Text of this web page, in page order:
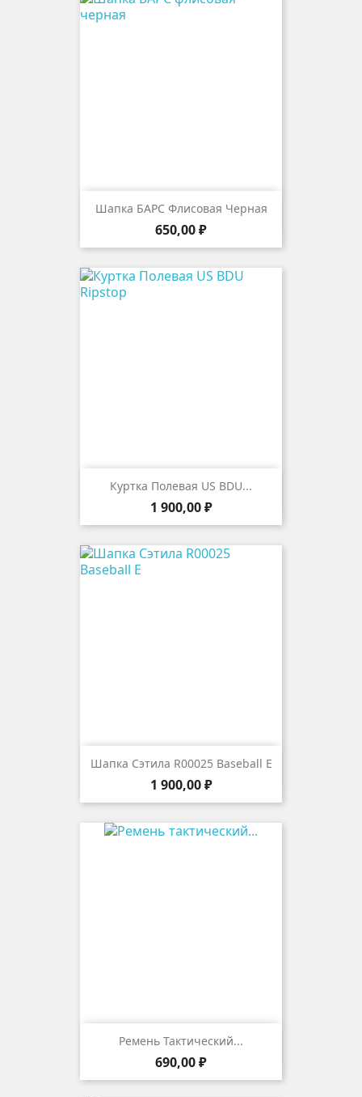
Шапка БАРС Флисовая Черная
Цена
650,00 ₽
Куртка Полевая US BDU...
Цена
1 900,00 ₽
Шапка Сэтила R00025 Baseball E
Цена
1 900,00 ₽
Ремень Тактический...
Цена
690,00 ₽